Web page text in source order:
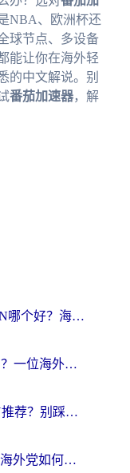
NBA、欧洲杯还
球节点、多设备
能让你在海外轻
的中文解说。别
番茄加速器，解
MalusVPN好用吗？和uuVPN哪个好？海外党无缝访问国内资源的真实对比与选择指南
归雁加速器为什么用不了了？一位海外游子的真实困惑与技术解答
海外党必看：回国免费VPN推荐？别踩坑！教你选对加速器无缝刷国内资源
ChickCN和GoLink好用吗？海外党如何选对回国加速器